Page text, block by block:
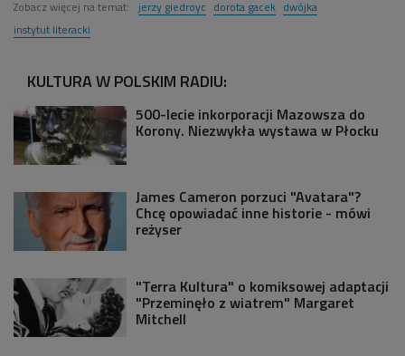
Zobacz więcej na temat: jerzy giedroyc dorota gacek dwójka
instytut literacki
KULTURA W POLSKIM RADIU:
500-lecie inkorporacji Mazowsza do
Korony. Niezwykła wystawa w Płocku
James Cameron porzuci "Avatara"?
Chcę opowiadać inne historie - mówi
reżyser
"Terra Kultura" o komiksowej adaptacji
"Przeminęło z wiatrem" Margaret
Mitchell